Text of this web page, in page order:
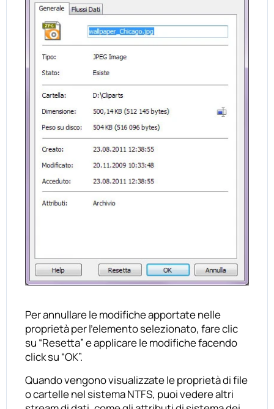
Per annullare le modifiche apportate nelle
proprietà per l’elemento selezionato, fare clic
su “Resetta” e applicare le modifiche facendo
click su “OK”.
Quando vengono visualizzate le proprietà di file
o cartelle nel sistema NTFS, puoi vedere altri